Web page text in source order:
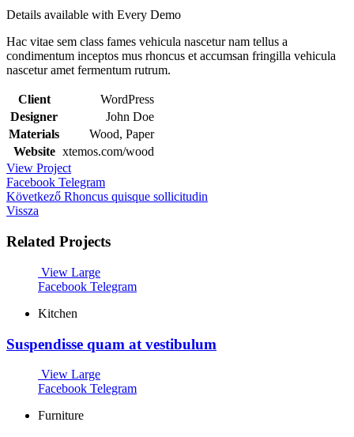
Details available with Every Demo
Hac vitae sem class fames vehicula nascetur nam tellus a
condimentum inceptos mus rhoncus et accumsan fringilla vehicula
nascetur amet fermentum rutrum.
Client
WordPress
Designer
John Doe
Materials
Wood, Paper
Website xtemos.com/wood
View Project
Facebook Telegram
Következő Rhoncus quisque sollicitudin
Vissza
Related Projects
View Large
Facebook Telegram
Kitchen
Suspendisse quam at vestibulum
View Large
Facebook Telegram
Furniture